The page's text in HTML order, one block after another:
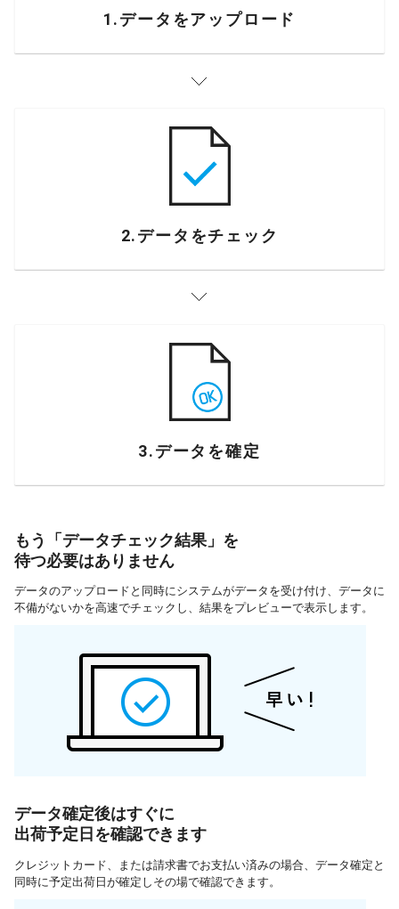
1.データをアップロード
2.データをチェック
3.データを確定
もう「データチェック結果」を
待つ必要はありません
データのアップロードと同時にシステムがデータを受け付け、データに
不備がないかを高速でチェックし、結果をプレビューで表示します。
データ確定後はすぐに
出荷予定日を確認できます
クレジットカード、または請求書でお支払い済みの場合、データ確定と
同時に予定出荷日が確定しその場で確認できます。